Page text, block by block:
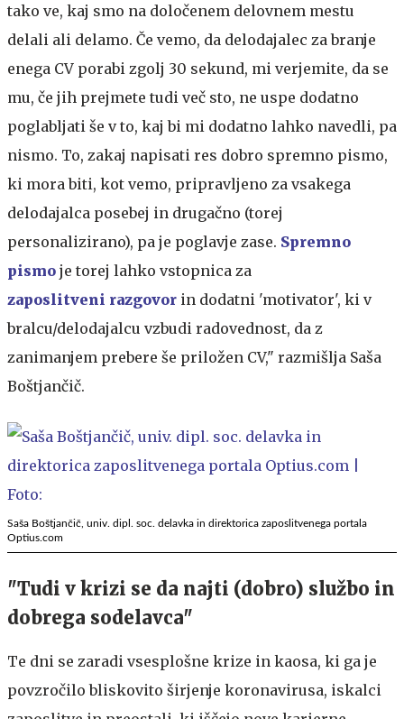
tako ve, kaj smo na določenem delovnem mestu
delali ali delamo. Če vemo, da delodajalec za branje
enega CV porabi zgolj 30 sekund, mi verjemite, da se
mu, če jih prejmete tudi več sto, ne uspe dodatno
poglabljati še v to, kaj bi mi dodatno lahko navedli, pa
nismo. To, zakaj napisati res dobro spremno pismo,
ki mora biti, kot vemo, pripravljeno za vsakega
delodajalca posebej in drugačno (torej
personalizirano), pa je poglavje zase. Spremno
pismo je torej lahko vstopnica za
zaposlitveni razgovor in dodatni 'motivator', ki v
bralcu/delodajalcu vzbudi radovednost, da z
zanimanjem prebere še priložen CV," razmišlja Saša
Boštjančič.
Saša Boštjančič, univ. dipl. soc. delavka in direktorica zaposlitvenega portala
Optius.com
"Tudi v krizi se da najti (dobro) službo in
dobrega sodelavca"
Te dni se zaradi vsesplošne krize in kaosa, ki ga je
povzročilo bliskovito širjenje koronavirusa, iskalci